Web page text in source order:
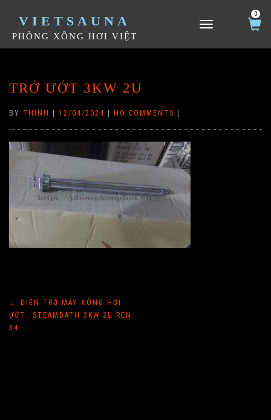
VIETSAUNA
PHÒNG XÔNG HƠI VIỆT
TOGGLE NAVIGATION
0
TRỞ ƯỚT 3KW 2U
BY THINH 12/04/2024 NO COMMENTS
Điều
hướng
←
ĐIỆN TRỞ MÁY XÔNG HƠI
ƯỚT_ STEAMBATH 3KW 2U REN
34